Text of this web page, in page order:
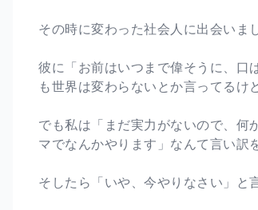
その時に変わった社会人に出会いまし
彼に「お前はいつまで偉そうに、口
も世界は変わらないとか言ってるけ
でも私は「まだ実力がないので、何
マでなんかやります」なんて言い訳
そしたら「いや、今やりなさい」と